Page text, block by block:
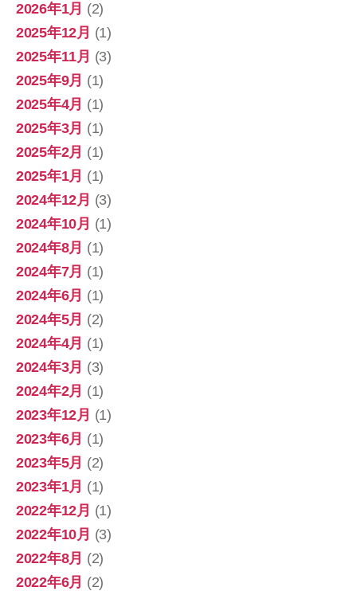
2026年1月 (2)
2025年12月 (1)
2025年11月 (3)
2025年9月 (1)
2025年4月 (1)
2025年3月 (1)
2025年2月 (1)
2025年1月 (1)
2024年12月 (3)
2024年10月 (1)
2024年8月 (1)
2024年7月 (1)
2024年6月 (1)
2024年5月 (2)
2024年4月 (1)
2024年3月 (3)
2024年2月 (1)
2023年12月 (1)
2023年6月 (1)
2023年5月 (2)
2023年1月 (1)
2022年12月 (1)
2022年10月 (3)
2022年8月 (2)
2022年6月 (2)